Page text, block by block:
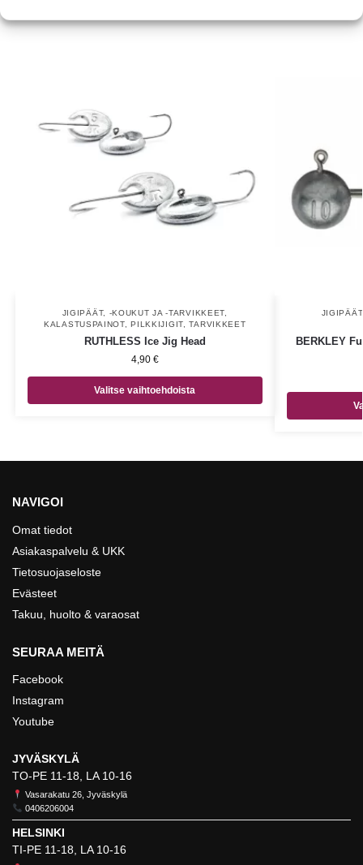
JIGIPÄÄT, -KOUKUT JA -TARVIKKEET,
KALASTUSPAINOT,PILKKIJIGIT,TARVIKKEET
RUTHLESS Ice Jig Head
4,90 €
Valitse vaihtoehdoista
BERKLEY
NAVIGOI
Omat tiedot
Asiakaspalvelu & UKK
Tietosuojaseloste
Evästeet
Takuu, huolto & varaosat
SEURAA MEITÄ
Facebook
Instagram
Youtube
JYVÄSKYLÄ
TO-PE 11-18, LA 10-16
Vasarakatu 26, Jyväskylä
0406206004
HELSINKI
TI-PE 11-18, LA 10-16